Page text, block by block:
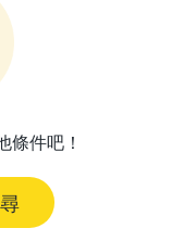
條件吧！